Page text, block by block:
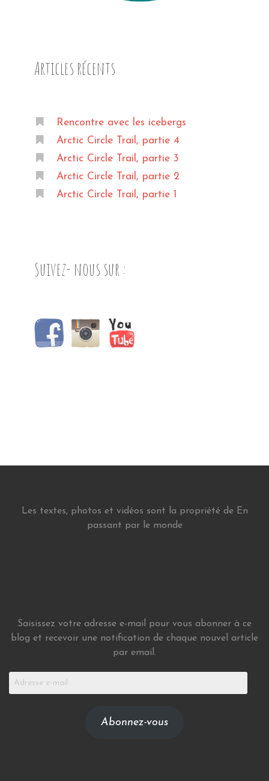
Articles récents
Rencontre avec les icebergs
Arctic Circle Trail, partie 4
Arctic Circle Trail, partie 3
Arctic Circle Trail, partie 2
Arctic Circle Trail, partie 1
Suivez- nous sur :
Les textes, photos et vidéos sont la propriété de En
passant par le monde
Saisissez votre adresse e-mail pour vous abonner à ce
blog et recevoir une notification de chaque nouvel article
par email.
Adresse
Abonnez-vous